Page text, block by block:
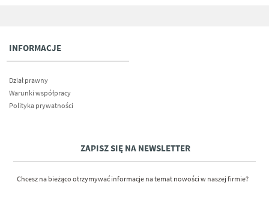
INFORMACJE
Dział prawny
Warunki współpracy
Polityka prywatności
ZAPISZ SIĘ NA NEWSLETTER
Chcesz na bieżąco otrzymywać informacje na temat nowości w naszej firmie?